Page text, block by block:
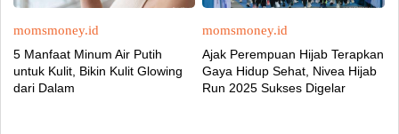
momsmoney.id
5 Manfaat Minum Air Putih
untuk Kulit, Bikin Kulit Glowing
dari Dalam
momsmoney.id
Ajak Perempuan Hijab Terapkan
Gaya Hidup Sehat, Nivea Hijab
Run 2025 Sukses Digelar